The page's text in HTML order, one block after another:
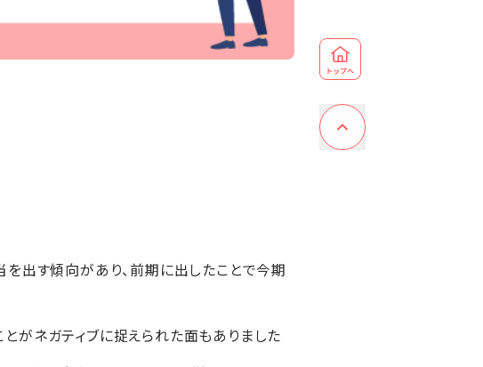
出す傾向があり、前期に出したことで今期
とがネガティブに捉えられた面もありました